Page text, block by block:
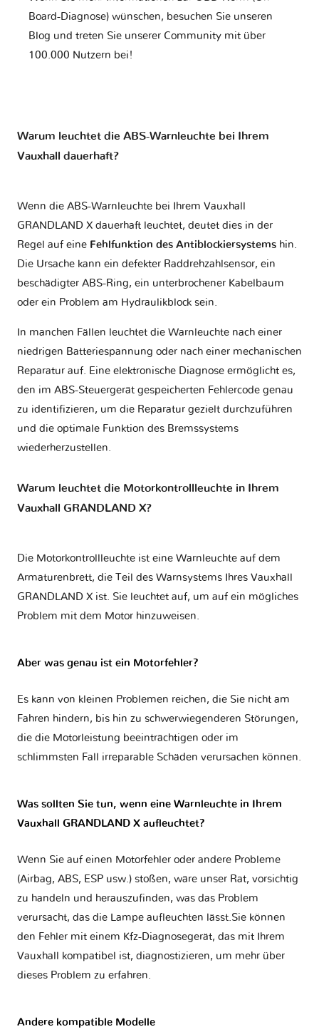
Board-Diagnose) wünschen, besuchen Sie unseren
Blog und treten Sie unserer Community mit über
100.000 Nutzern bei!
Warum leuchtet die ABS-Warnleuchte bei Ihrem
Vauxhall dauerhaft?
Wenn die ABS-Warnleuchte bei Ihrem Vauxhall
GRANDLAND X dauerhaft leuchtet, deutet dies in der
Regel auf eine Fehlfunktion des Antiblockiersystems hin.
Die Ursache kann ein defekter Raddrehzahlsensor, ein
beschädigter ABS-Ring, ein unterbrochener Kabelbaum
oder ein Problem am Hydraulikblock sein.
In manchen Fällen leuchtet die Warnleuchte nach einer
niedrigen Batteriespannung oder nach einer mechanischen
Reparatur auf. Eine elektronische Diagnose ermöglicht es,
den im ABS-Steuergerät gespeicherten Fehlercode genau
zu identifizieren, um die Reparatur gezielt durchzuführen
und die optimale Funktion des Bremssystems
wiederherzustellen.
Warum leuchtet die Motorkontrollleuchte in Ihrem
Vauxhall GRANDLAND X?
Die Motorkontrollleuchte ist eine Warnleuchte auf dem
Armaturenbrett, die Teil des Warnsystems Ihres Vauxhall
GRANDLAND X ist. Sie leuchtet auf, um auf ein mögliches
Problem mit dem Motor hinzuweisen.
Aber was genau ist ein Motorfehler?
Es kann von kleinen Problemen reichen, die Sie nicht am
Fahren hindern, bis hin zu schwerwiegenderen Störungen,
die die Motorleistung beeinträchtigen oder im
schlimmsten Fall irreparable Schäden verursachen können.
Was sollten Sie tun, wenn eine Warnleuchte in Ihrem
Vauxhall GRANDLAND X aufleuchtet?
Wenn Sie auf einen Motorfehler oder andere Probleme
(Airbag, ABS, ESP usw.) stoßen, wäre unser Rat, vorsichtig
zu handeln und herauszufinden, was das Problem
verursacht, das die Lampe aufleuchten lässt.Sie können
den Fehler mit einem Kfz-Diagnosegerät, das mit Ihrem
Vauxhall kompatibel ist, diagnostizieren, um mehr über
dieses Problem zu erfahren.
Andere kompatible Modelle